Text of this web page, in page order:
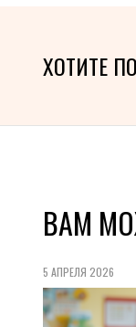
ХОТИТЕ
ВАМ
5 АПРЕЛЯ 2026